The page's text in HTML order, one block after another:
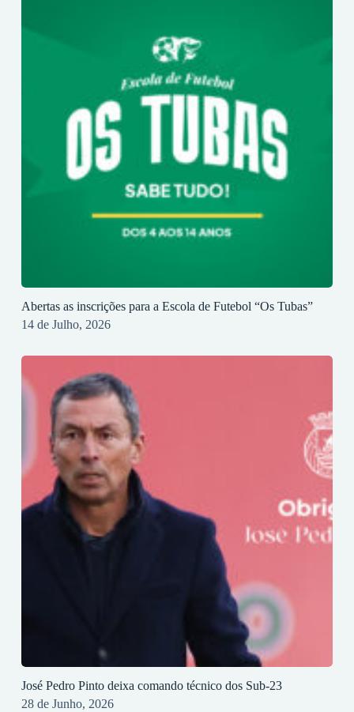
Abertas as inscrições para a Escola de Futebol “Os Tubas”
14 de Julho, 2026
José Pedro Pinto deixa comando técnico dos Sub-23
28 de Junho, 2026